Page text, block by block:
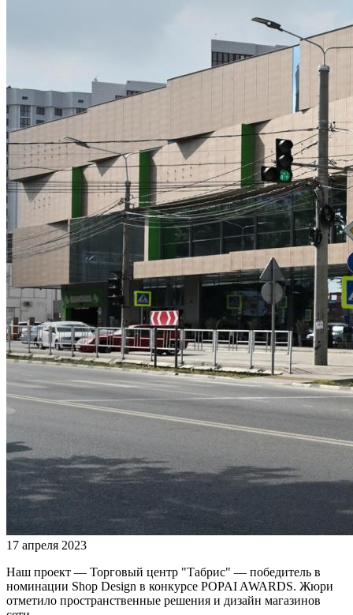
17 апреля 2023
Наш проект — Торговый центр "Табрис" — победитель в
номинации Shop Design в конкурсе POPAI AWARDS. Жюри
отметило пространственные решения и дизайн магазинов